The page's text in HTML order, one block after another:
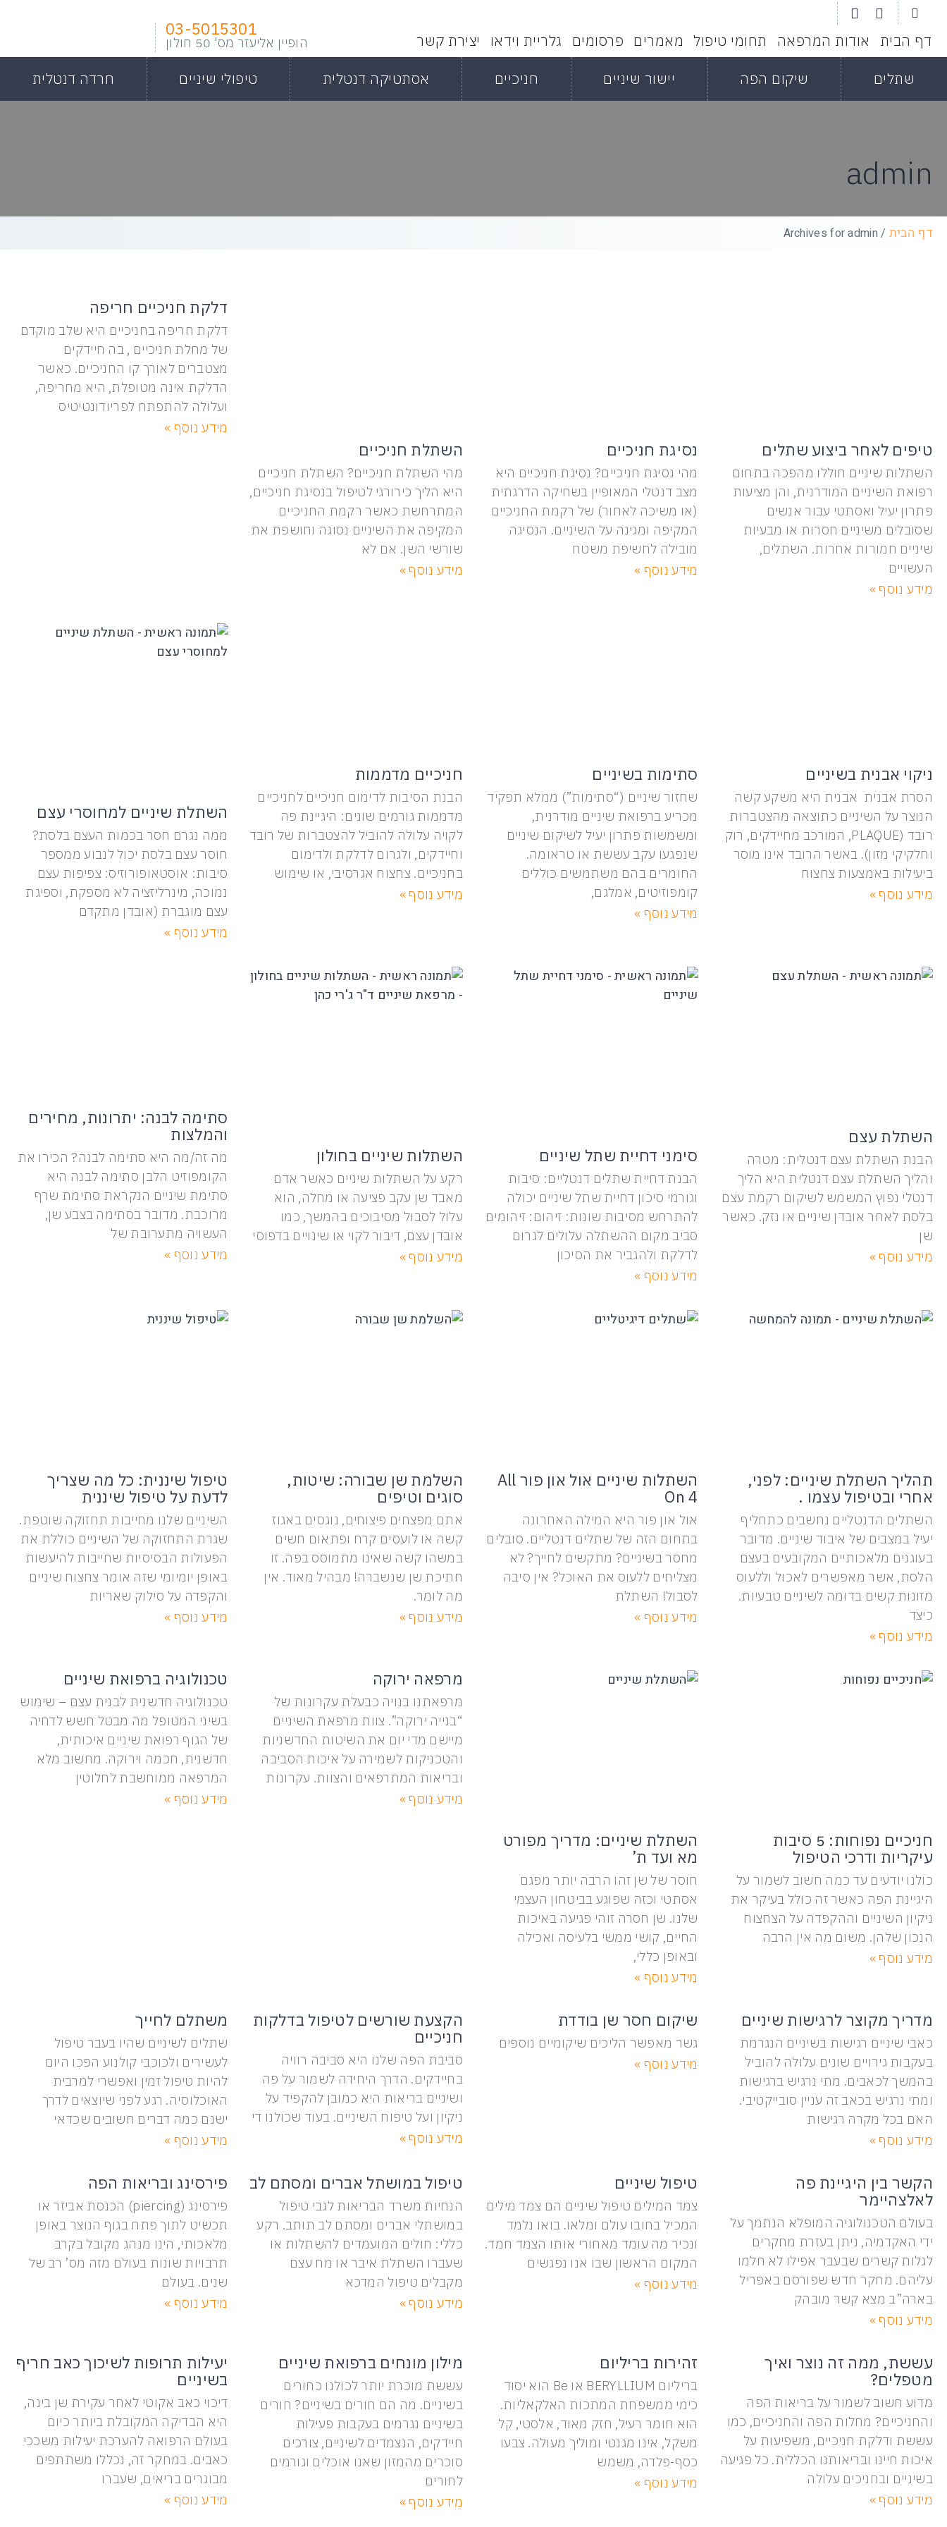
דף הבית אודות המרפאה תחומי טיפול מאמרים פרסומים גלריית וידאו יצירת קשר
03-5015301
הופיין אליעזר מס' 50 חולון
שתלים שיקום הפה יישור שיניים חניכיים אסתטיקה דנטלית טיפולי שיניים חרדה דנטלית
admin
דף הבית /
Archives for admin
טיפים לאחר ביצוע שתלים
השתלות שיניים חוללו מהפכה בתחום
רפואת השיניים המודרנית, והן מציעות
פתרון יעיל ואסתטי עבור אנשים
שסובלים משיניים חסרות או מבעיות
שיניים חמורות אחרות. השתלים,
העשויים
מידע נוסף »
נסיגת חניכיים
מהי נסיגת חניכיים? נסיגת חניכיים היא
מצב דנטלי המאופיין בשחיקה הדרגתית
(או משיכה לאחור) של רקמת החניכיים
המקיפה ומגינה על השיניים. הנסיגה
מובילה לחשיפת משטח
מידע נוסף »
השתלת חניכיים
מהי השתלת חניכיים? השתלת חניכיים
היא הליך כירורגי לטיפול בנסיגת חניכיים,
המתרחשת כאשר רקמת החניכיים
המקיפה את השיניים נסוגה וחושפת את
שורשי השן. אם לא
מידע נוסף »
דלקת חניכיים חריפה
דלקת חריפה בחניכיים היא שלב מוקדם
של מחלת חניכיים , בה חיידקים
מצטברים לאורך קו החניכיים. כאשר
הדלקת אינה מטופלת, היא מחריפה,
ועלולה להתפתח לפריודונטיטיס
מידע נוסף »
ניקוי אבנית בשיניים
הסרת אבנית אבנית היא משקע קשה
הנוצר על השיניים כתוצאה מהצטברות
רובד (PLAQUE, המורכב מחיידקים, רוק
וחלקיקי מזון). באשר הרובד אינו מוסר
ביעילות באמצעות צחצוח
מידע נוסף »
סתימות בשיניים
שחזור שיניים (“סתימות”) ממלא תפקיד
מכריע ברפואת שיניים מודרנית,
ומשמשות פתרון יעיל לשיקום שיניים
שנפגעו עקב עששת או טראומה.
החומרים בהם משתמשים כוללים
קומפוזיטים, אמלגם,
מידע נוסף »
חניכיים מדממות
הבנת הסיבות לדימום חניכיים לחניכיים
מדממות גורמים שונים: היגיינת פה
לקויה עלולה להוביל להצטברות של רובד
וחיידקים, ולגרום לדלקת ולדימום
בחניכיים. צחצוח אגרסיבי, או שימוש
מידע נוסף »
השתלת שיניים למחוסרי עצם
ממה נגרם חסר בכמות העצם בלסת?
חוסר עצם בלסת יכול לנבוע ממספר
סיבות: אוסטאופורוזיס: צפיפות עצם
נמוכה, מינרליזציה לא מספקת, וספיגת
עצם מוגברת (אובדן מתקדם
מידע נוסף »
השתלת עצם
הבנת השתלת עצם דנטלית: מטרה
והליך השתלת עצם דנטלית היא הליך
דנטלי נפוץ המשמש לשיקום רקמת עצם
בלסת לאחר אובדן שיניים או נזק. כאשר
שן
מידע נוסף »
סימני דחיית שתל שיניים
הבנת דחיית שתלים דנטליים: סיבות
וגורמי סיכון דחיית שתל שיניים יכולה
להתרחש מסיבות שונות: זיהום: זיהומים
סביב מקום ההשתלה עלולים לגרום
לדלקת ולהגביר את הסיכון
מידע נוסף »
השתלות שיניים בחולון
רקע על השתלות שיניים כאשר אדם
מאבד שן עקב פציעה או מחלה, הוא
עלול לסבול מסיבוכים בהמשך, כמו
אובדן עצם, דיבור לקוי או שינויים בדפוסי
מידע נוסף »
סתימה לבנה: יתרונות, מחירים
והמלצות
מה זה/מה היא סתימה לבנה? הכירו את
הקומפוזיט הלבן סתימה לבנה היא
סתימת שיניים הנקראת סתימת שרף
מרוכבת. מדובר בסתימה בצבע שן,
העשויה מתערובת של
מידע נוסף »
תהליך השתלת שיניים: לפני,
אחרי ובטיפול עצמו .
השתלים הדנטליים נחשבים כתחליף
יעיל במצבים של איבוד שיניים. מדובר
בעוגנים מלאכותיים המקובעים בעצם
הלסת, אשר מאפשרים לאכול וללעוס
מזונות קשים בדומה לשיניים טבעיות.
כיצד
מידע נוסף »
השתלות שיניים אול און פור All
On 4
אול און פור היא המילה האחרונה
בתחום הזה של שתלים דנטליים. סובלים
מחסר בשיניים? מתקשים לחייך? לא
מצליחים ללעוס את האוכל? אין סיבה
לסבול! השתלת
מידע נוסף »
השלמת שן שבורה: שיטות,
סוגים וטיפים
אתם מפצחים פיצוחים, נוגסים באגוז
קשה או לועסים קרח ופתאום חשים
במשהו קשה שאינו מתמוסס בפה. זו
חתיכת שן שנשברה! מבהיל מאוד. אין
מה לומר.
מידע נוסף »
טיפול שיננית: כל מה שצריך
לדעת על טיפול שיננית
השיניים שלנו מחייבות תחזוקה שוטפת.
שגרת התחזוקה של השיניים כוללת את
הפעולות הבסיסיות שחייבות להיעשות
באופן יומיומי שזה אומר צחצוח שיניים
והקפדה על סילוק שאריות
מידע נוסף »
חניכיים נפוחות: 5 סיבות
עיקריות ודרכי הטיפול
כולנו יודעים עד כמה חשוב לשמור על
היגיינת הפה כאשר זה כולל בעיקר את
ניקיון השיניים וההקפדה על הצחצוח
הנכון שלהן. משום מה אין הרבה
מידע נוסף »
השתלת שיניים: מדריך מפורט
מא ועד ת’
חוסר של שן זהו הרבה יותר מפגם
אסתטי וכזה שפוגע בביטחון העצמי
שלנו. שן חסרה זוהי פגיעה באיכות
החיים, קושי ממשי בלעיסה ואכילה
ובאופן כללי,
מידע נוסף »
מרפאה ירוקה
מרפאתנו בנויה כבעלת עקרונות של
“בנייה ירוקה”. צוות מרפאת השיניים
מיישם מדי יום את השיטות החדשניות
והטכניקות לשמירה על איכות הסביבה
ובריאות המתרפאים והצוות. עקרונות
מידע נוסף »
טכנולוגיה ברפואת שיניים
טכנולוגיה חדשנית לבנית עצם – שימוש
בשיני המטופל מה מבטל חשש לדחיה
של הגוף רפואת שיניים איכותית,
חדשנית, חכמה וירוקה. מחשוב מלא
המרפאה ממוחשבת לחלוטין
מידע נוסף »
מדריך מקוצר לרגישות שיניים
כאבי שיניים רגישות בשיניים הנגרמת
בעקבות גירויים שונים עלולה להוביל
בהמשך לכאבים. מתי נרגיש ברגישות
ומתי נרגיש בכאב זה עניין סובייקטיבי.
האם בכל מקרה רגישות
מידע נוסף »
שיקום חסר שן בודדת
גשר מאפשר הליכים שיקומיים נוספים
מידע נוסף »
הקצעת שורשים לטיפול בדלקות
חניכיים
סביבת הפה שלנו היא סביבה רוויה
בחיידקים. הדרך היחידה לשמור על פה
ושיניים בריאות היא כמובן להקפיד על
ניקיון ועל טיפוח השיניים. בעוד שכולנו די
מידע נוסף »
משתלם לחייך
שתלים לשיניים שהיו בעבר טיפול
לעשירים ולכוכבי קולנוע הפכו היום
להיות טיפול זמין ואפשרי למרבית
האוכלוסיה. רגע לפני שיוצאים לדרך
ישנם כמה דברים חשובים שכדאי
מידע נוסף »
הקשר בין היגיינת פה
לאלצהיימר
בעולם הטכנולוגיה המופלא הנתמך על
ידי האקדמיה, ניתן בעזרת מחקרים
לגלות קשרים שבעבר אפילו לא חלמו
עליהם. מחקר חדש שפורסם באפריל
בארה”ב מצא קשר מובהק
מידע נוסף »
טיפול שיניים
צמד המילים טיפול שיניים הם צמד מילים
המכיל בחובו עולם ומלאו. בואו נלמד
ונכיר מה עומד מאחורי אותו הצמד חמד.
המקום הראשון שבו אנו נפגשים
מידע נוסף »
טיפול במושתל אברים ומסתם לב
הנחיות משרד הבריאות לגבי טיפול
במושתלי אברים ומסתם לב תותב. רקע
כללי: חולים המועמדים להשתלות או
שעברו השתלת איבר או מח עצם
מקבלים טיפול המדכא
מידע נוסף »
פירסינג ובריאות הפה
פירסינג (piercing) הכנסת אביזר או
תכשיט לתוך פתח בגוף הנוצר באופן
מלאכותי, הינו מנהג מקובל בקרב
תרבויות שונות בעולם מזה מס’ רב של
שנים. בעולם
מידע נוסף »
עששת, ממה זה נוצר ואיך
מטפלים?
מדוע חשוב לשמור על בריאות הפה
והחניכיים? מחלות הפה והחניכיים, כמו
עששת ודלקת חניכיים, משפיעות על
איכות חיינו ובריאותנו הכללית. כל פגיעה
בשיניים ובחניכים עלולה
מידע נוסף »
זהירות בריליום
בריליום BERYLLIUM או Be הוא יסוד
כימי ממשפחת המתכות האלקאליות.
הוא חומר רעיל, חזק מאוד, אלסטי, קל
משקל, אינו מגנטי ומוליך מעולה. צבעו
כסף-פלדה, משמש
מידע נוסף »
מילון מונחים ברפואת שיניים
עששת מוכרת יותר לכולנו כחורים
בשיניים. מה הם חורים בשיניים? חורים
בשיניים נגרמים בעקבות פעילות
חיידקים, הנצמדים לשיניים, צורכים
סוכרים מהמזון שאנו אוכלים וגורמים
לחורים
מידע נוסף »
יעילות תרופות לשיכוך כאב חריף
בשיניים
דיכוי כאב אקוטי לאחר עקירת שן בינה,
היא הבדיקה המקובלת ביותר כיום
בעולם הרפואה להערכת יעילות משככי
כאבים. במחקר זה, נכללו משתתפים
מבוגרים בריאים, שעברו
מידע נוסף »